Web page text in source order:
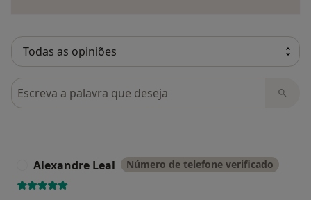
Pesquisar em opiniões
Alexandre Leal Número de telefone verificado